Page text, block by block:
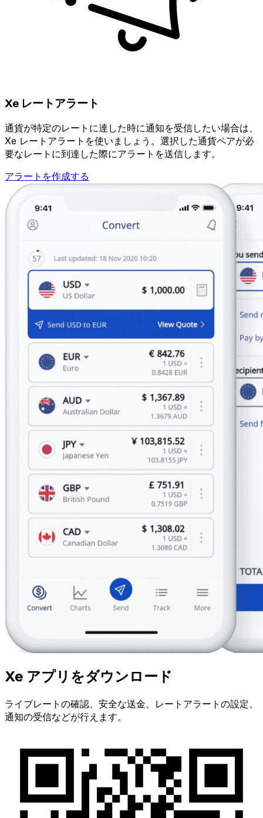
Xe レートアラート
通貨が特定のレートに達した時に通知を受信したい場合は、
Xe レートアラートを使いましょう。選択した通貨ペアが必
要なレートに到達した際にアラートを送信します。
アラートを作成する
Xe アプリをダウンロード
ライブレートの確認、安全な送金、レートアラートの設定、
通知の受信などが行えます。